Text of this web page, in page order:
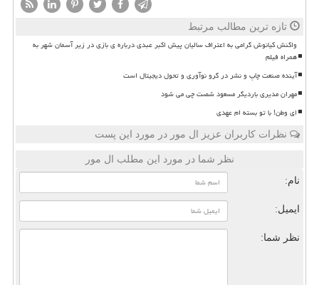
تازه ترین مطالب مرتبط
واکنش کیانوش گرامی به اعتراف سالیان پیش اکبر عبدی درباره ی بازی در زیر آسمان شهر به
همراه فیلم
آینده صنعت چاپ و نشر در گرو نوآوری و تحول دیجیتال است
مهران مدیری باردیگر مسعود شصت چی می شود
ای وطن! با تو بسته ام عهدی
نظرات کاربران عزیز ال مور در مورد این پست
نظر شما در مورد این مطلب ال مور
نام:
ایمیل:
نظر شما: